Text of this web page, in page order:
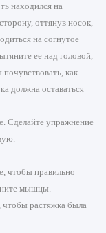
находился на
оттянув носок,
на согнутое
ее над головой,
как
должна оставаться
Сделайте упражнение
чтобы правильно
мышцы.
растяжка была